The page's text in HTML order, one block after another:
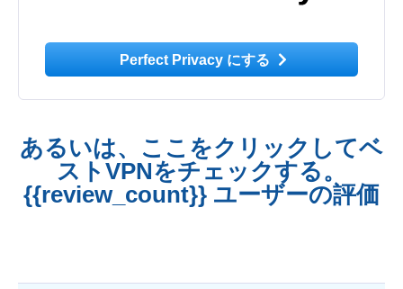
Perfect Privacy にする
あるいは、ここをクリックしてベ
ストVPNをチェックする。
{{review_count}} ユーザーの評価